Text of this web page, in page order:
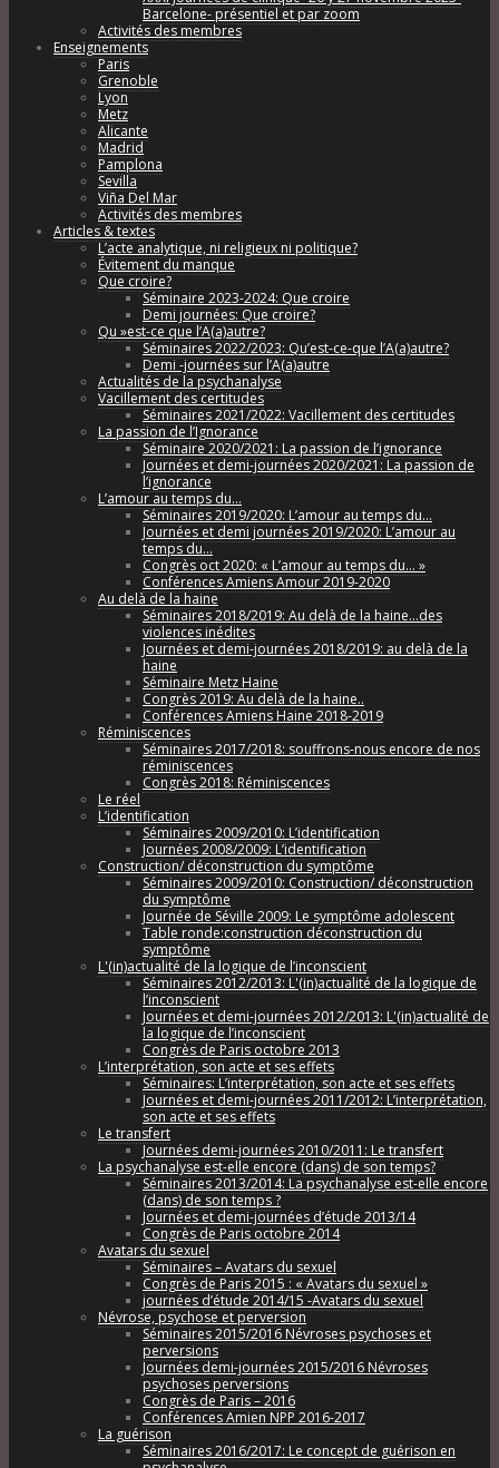
Barcelone- présentiel et par zoom
Activités des membres
Enseignements
Paris
Grenoble
Lyon
Metz
Alicante
Madrid
Pamplona
Sevilla
Viña Del Mar
Activités des membres
Articles & textes
L’acte analytique, ni religieux ni politique?
Évitement du manque
Que croire?
Séminaire 2023-2024: Que croire
Demi journées: Que croire?
Qu »est-ce que l’A(a)autre?
Séminaires 2022/2023: Qu’est-ce-que l’A(a)autre?
Demi -journées sur l’A(a)autre
Actualités de la psychanalyse
Vacillement des certitudes
Séminaires 2021/2022: Vacillement des certitudes
La passion de l’Ignorance
Séminaire 2020/2021: La passion de l’ignorance
Journées et demi-journées 2020/2021: La passion de
l’ignorance
L’amour au temps du…
Séminaires 2019/2020: L’amour au temps du…
Journées et demi journées 2019/2020: L’amour au
temps du…
Congrès oct 2020: « L’amour au temps du… »
Conférences Amiens Amour 2019-2020
Au delà de la haine
Séminaires 2018/2019: Au delà de la haine…des
violences inédites
Journées et demi-journées 2018/2019: au delà de la
haine
Séminaire Metz Haine
Congrès 2019: Au delà de la haine..
Conférences Amiens Haine 2018-2019
Réminiscences
Séminaires 2017/2018: souffrons-nous encore de nos
réminiscences
Congrès 2018: Réminiscences
Le réel
L’identification
Séminaires 2009/2010: L’identification
Journées 2008/2009: L’identification
Construction/ déconstruction du symptôme
Séminaires 2009/2010: Construction/ déconstruction
du symptôme
Journée de Séville 2009: Le symptôme adolescent
Table ronde:construction déconstruction du
symptôme
L'(in)actualité de la logique de l’inconscient
Séminaires 2012/2013: L'(in)actualité de la logique de
l’inconscient
Journées et demi-journées 2012/2013: L'(in)actualité de
la logique de l’inconscient
Congrès de Paris octobre 2013
L’interprétation, son acte et ses effets
Séminaires: L’interprétation, son acte et ses effets
Journées et demi-journées 2011/2012: L’interprétation,
son acte et ses effets
Le transfert
Journées demi-journées 2010/2011: Le transfert
La psychanalyse est-elle encore (dans) de son temps?
Séminaires 2013/2014: La psychanalyse est-elle encore
(dans) de son temps ?
Journées et demi-journées d’étude 2013/14
Congrès de Paris octobre 2014
Avatars du sexuel
Séminaires – Avatars du sexuel
Congrès de Paris 2015 : « Avatars du sexuel »
journées d’étude 2014/15 -Avatars du sexuel
Névrose, psychose et perversion
Séminaires 2015/2016 Névroses psychoses et
perversions
Journées demi-journées 2015/2016 Névroses
psychoses perversions
Congrès de Paris – 2016
Conférences Amien NPP 2016-2017
La guérison
Séminaires 2016/2017: Le concept de guérison en